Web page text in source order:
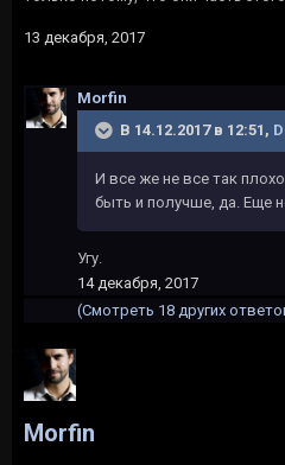
13 декабря, 2017
Morfin
В 14.12.2017 в 12:51,
И все же не все так
быть и получше, да. Еще
Угу.
14 декабря, 2017
(Смотреть 18 других
Morfin